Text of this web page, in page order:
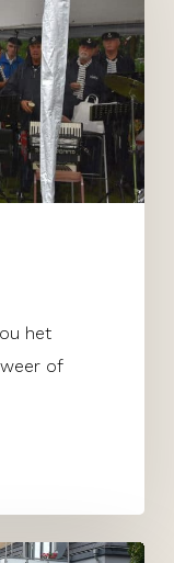
het
of